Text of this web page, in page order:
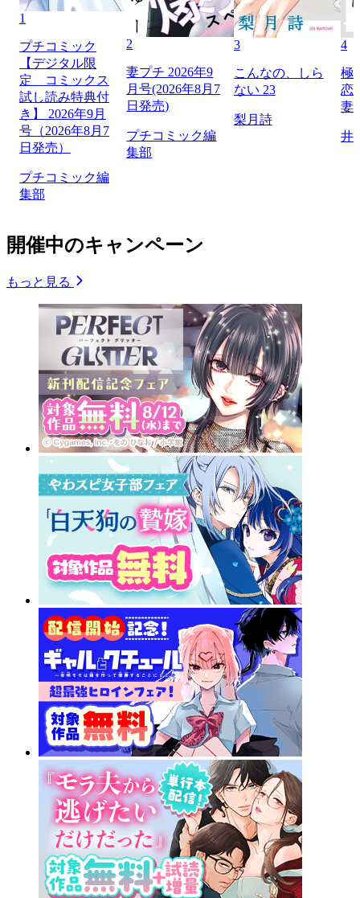
1
プチコミック
【デジタル限
定 コミックス
試し読み特典付
き】 2026年9月
号（2026年8月7
日発売）
プチコミック編
集部
2
妻プチ 2026年9
月号(2026年8月7
日発売)
プチコミック編
集部
3
こんなの、しら
ない 23
梨月詩
4
極
恋
妻
井
開催中のキャンペーン
もっと見る